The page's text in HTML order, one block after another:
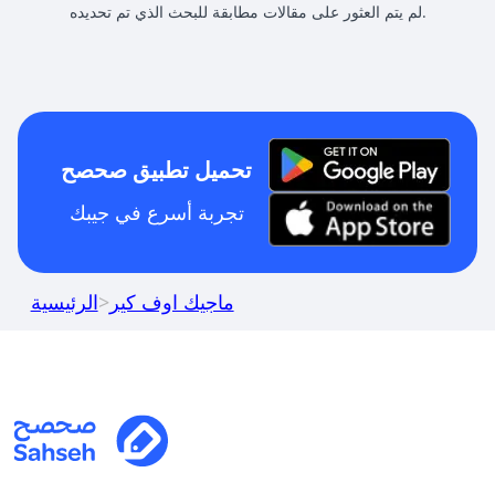
لم يتم العثور على مقالات مطابقة للبحث الذي تم تحديده.
تحميل تطبيق صحصح
تجربة أسرع في جيبك
الرئيسية> ماجيك اوف كير